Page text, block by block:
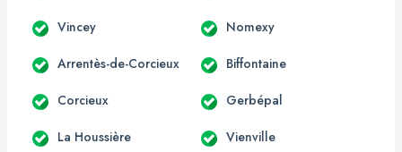
Vincey Nomexy
Arrentès-de-Corcieux Biffontaine
Corcieux Gerbépal
La Houssière Vienville